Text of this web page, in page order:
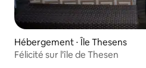
Hébergement ⋅ Île Thesens
Félicité sur l'île de Thesen